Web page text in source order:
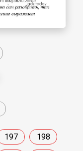
197 198